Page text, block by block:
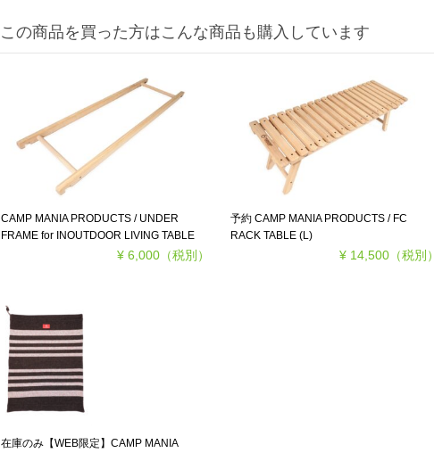
この商品を買った方はこんな商品も購入しています
CAMP MANIA PRODUCTS / UNDER
FRAME for INOUTDOOR LIVING TABLE
¥ 6,000（税別）
予約 CAMP MANIA PRODUCTS / FC
RACK TABLE (L)
¥ 14,500 （税別）
在庫のみ【WEB限定】CAMP MANIA